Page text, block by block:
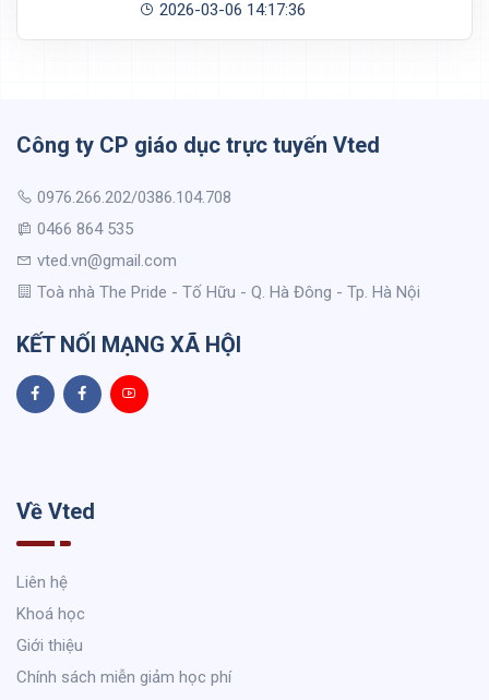
2026-03-06 14:17:36
Công ty CP giáo dục trực tuyến Vted
0976.266.202/0386.104.708
0466 864 535
vted.vn@gmail.com
Toà nhà The Pride - Tố Hữu - Q. Hà Đông - Tp. Hà Nội
KẾT NỐI MẠNG XÃ HỘI
Về Vted
Liên hệ
Khoá học
Giới thiệu
Chính sách miễn giảm học phí